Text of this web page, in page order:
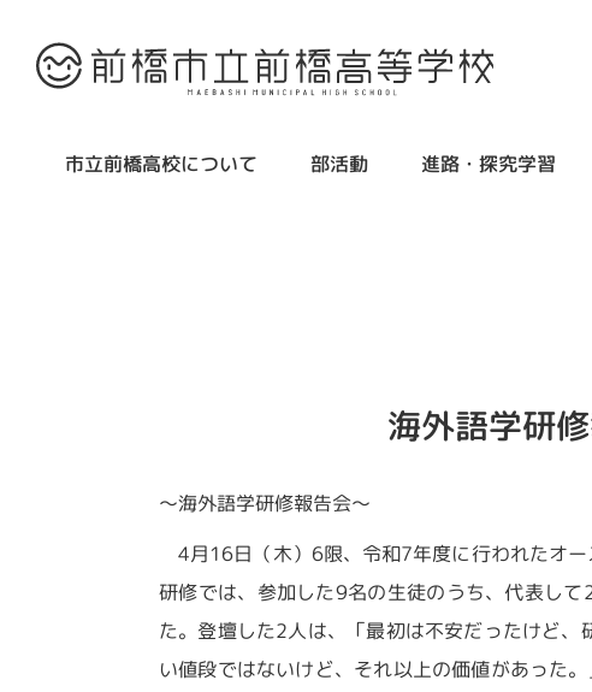
市立前橋高校について 部活動 進路・探究学習
海外語学研
～海外語学研修報告会～
4月16日（木）6限、令和7年度に行われたオ
研修では、参加した9名の生徒のうち、代表し
た。登壇した2人は、「最初は不安だったけど
い値段ではないけど、それ以上の価値があった